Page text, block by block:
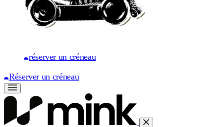
réserver un créneau
Réserver un créneau